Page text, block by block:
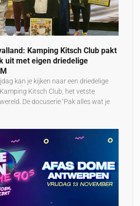
Kamping Kitsch Club pakt
uit met eigen driedelige
kan je kijken naar een driedelige
Kitsch Club, het vetste
De docuserie ‘Pak alles wat je